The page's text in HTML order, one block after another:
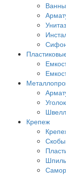
Уголок
Крепеж